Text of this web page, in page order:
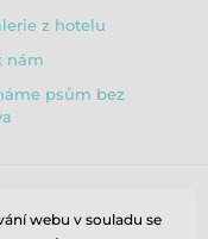
z hotelu
nám
psům bez
webu v souladu se